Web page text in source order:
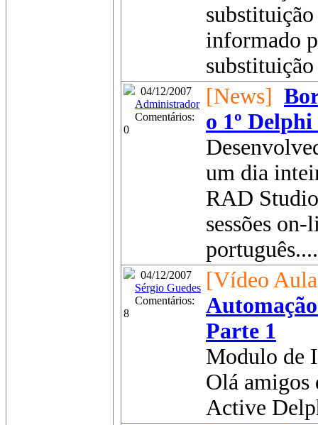
informado
04/12/2007
Administrador
Comentários:
0
[News]
o 1º
um dia
RAD
sessões
português....
04/12/2007
Sérgio Guedes
Comentários:
8
[Vídeo
Parte 1
Modulo de
Olá
Active